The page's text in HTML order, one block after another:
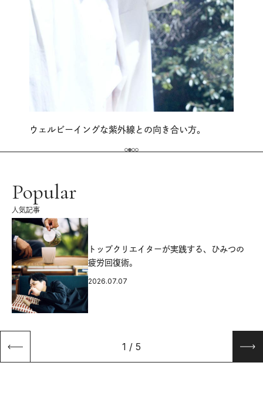
ウェルビーイングな紫外線との向き合い方。
Popular
人気記事
トップクリエイターが実践する、ひみつの
疲労回復術。
2026.07.07
1 / 5